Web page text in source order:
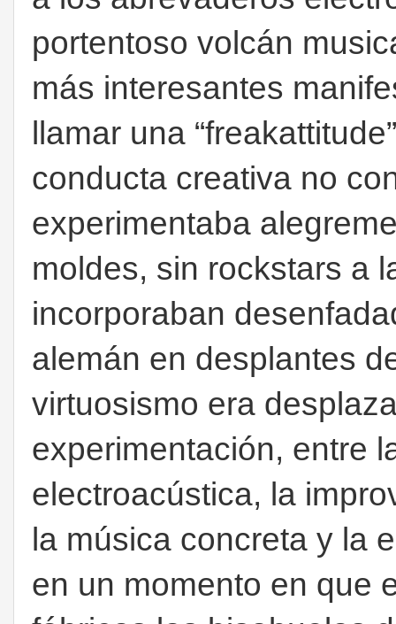
portentoso volcán
más interesantes
llamar una
conducta creativa no
experimentaba
moldes, sin rockstars a
incorporaban
alemán en desplantes
virtuosismo era
experimentación, entre
electroacústica, la
la música concreta y la
en un momento en que